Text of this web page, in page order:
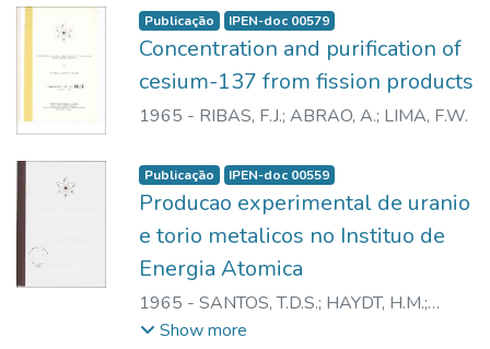
Publicação IPEN-doc 00579
Concentration and purification of
cesium-137 from fission products
1965 - RIBAS, F.J.; ABRAO, A.; LIMA, F.W.
Publicação IPEN-doc 00559
Producao experimental de uranio
e torio metalicos no Instituo de
Energia Atomica
1965 - SANTOS, T.D.S.; HAYDT, H.M.;
FREITAS, C.T.
Show more